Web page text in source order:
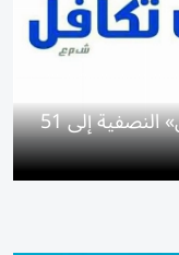
68.9 % قفزة في أرباح «أورينت تكافل» النصفية إلى 51